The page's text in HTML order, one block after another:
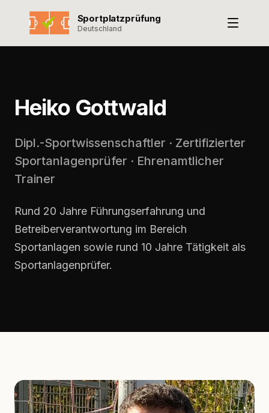
Sportplatzprüfung
Deutschland
Heiko Gottwald
Dipl.-Sportwissenschaftler · Zertifizierter
Sportanlagenprüfer · Ehrenamtlicher
Trainer
Rund 20 Jahre Führungserfahrung und
Betreiberverantwortung im Bereich
Sportanlagen sowie rund 10 Jahre Tätigkeit als
Sportanlagenprüfer.